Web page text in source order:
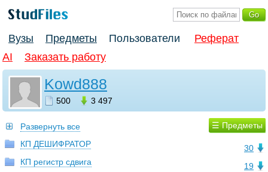
Вузы Предметы Пользователи
Реферат
AI
Заказать работу
Kowd888
500 3 497
☰ Предметы
Развернуть все
30
КП ДЕШИФРАТОР
19
КП регистр сдвига